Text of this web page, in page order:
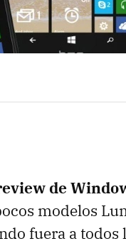
de
modelos
fuera a